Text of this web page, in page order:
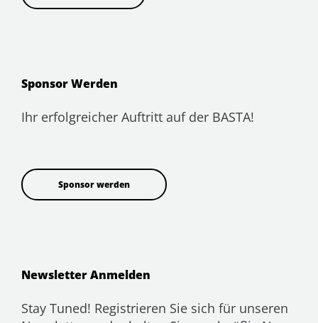
Sponsor Werden
Ihr erfolgreicher Auftritt auf der BASTA!
Sponsor werden
Newsletter Anmelden
Stay Tuned! Registrieren Sie sich für unseren